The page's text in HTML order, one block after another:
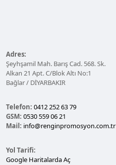
Adres:
Şeyhşamil Mah. Barış Cad. 568. Sk.
Alkan 21 Apt. C/Blok Altı No:1
Bağlar / DİYARBAKIR
Telefon: 0412 252 63 79
GSM: 0530 559 06 21
Mail: info@renginpromosyon.com.tr
Yol Tarifi:
Google Haritalarda Aç